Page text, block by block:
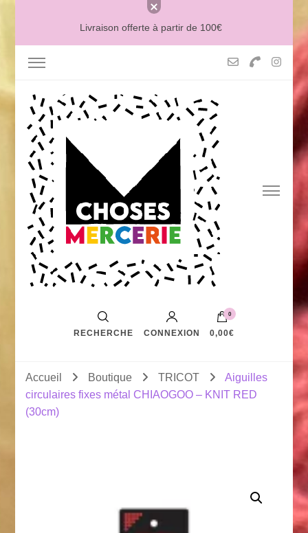
Livraison offerte à partir de 100€
MERCERIE MCHOSES
RECHERCHE CONNEXION
0
0,00€
Accueil Boutique TRICOT
Aiguilles
circulaires fixes métal CHIAOGOO – KNIT RED
(30cm)